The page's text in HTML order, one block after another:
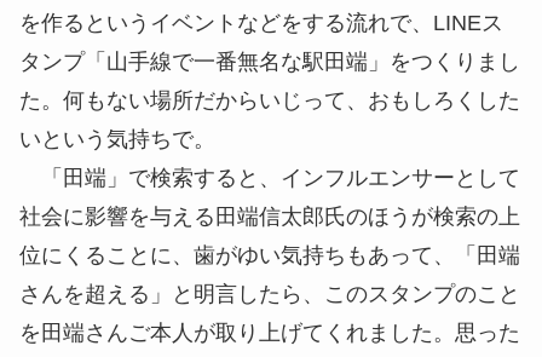
を作るというイベントなどをする流れで、LINEス
タンプ「山手線で一番無名な駅田端」をつくりまし
た。何もない場所だからいじって、おもしろくした
いという気持ちで。
「田端」で検索すると、インフルエンサーとして
社会に影響を与える田端信太郎氏のほうが検索の上
位にくることに、歯がゆい気持ちもあって、「田端
さんを超える」と明言したら、このスタンプのこと
を田端さんご本人が取り上げてくれました。思った